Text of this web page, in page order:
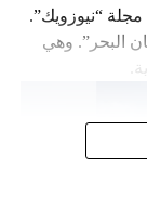
“نيوزويك”.
البحر”. وهي